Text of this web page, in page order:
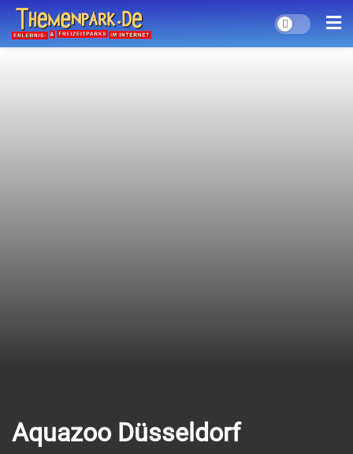
Aquazoo Düsseldorf